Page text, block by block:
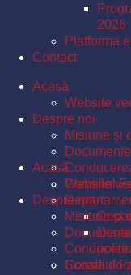
2026
Platforma
Contact
Acasă
Website
Despre noi
Misiune și
Consiliul
Școala
Acasă
Website
Despre noi
Misiune și
Consiliul